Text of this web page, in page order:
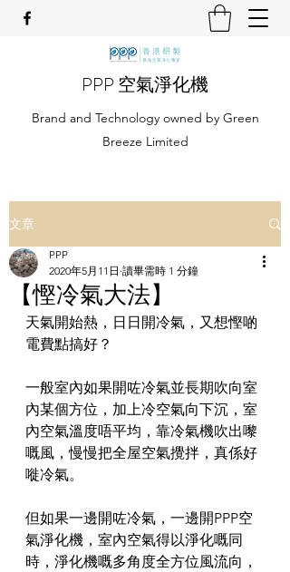
PPP 空氣淨化機
Brand and Technology owned by Green
Breeze Limited
文章
【慳冷氣大法】
PPP
2020年5月11日 讀畢需時 1 分鐘
天氣開始熱，日日開冷氣，又想慳啲
電費點搞好？
一般室內如果開咗冷氣並長期吹向室
內某個方位，加上冷空氣向下沉，室
內空氣溫度唔平均，靠冷氣機吹出嚟
嘅風，慢慢把全屋空氣攪拌，真係好
嘥冷氣。
但如果一邊開咗冷氣，一邊開PPP空
氣淨化機，室內空氣得以淨化嘅同
時，淨化機嘅多角度全方位風流向，